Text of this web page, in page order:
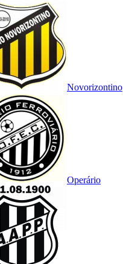
Novorizontino
Operário